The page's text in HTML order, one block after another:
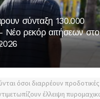
σύνταξη 130.000
Νέο ρεκόρ αιτήσεων στο